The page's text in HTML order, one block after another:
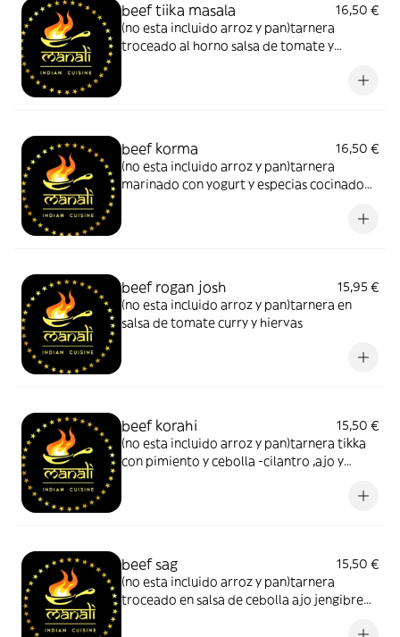
beef tiika masala
16,50 €
(no esta incluido arroz y pan)tarnera
troceado al horno salsa de tomate y
beef korma
16,50 €
(no esta incluido arroz y pan)tarnera
marinado con yogurt y especias cocinado
beef rogan josh
15,95 €
(no esta incluido arroz y pan)tarnera en
salsa de tomate curry y hiervas
beef korahi
15,50 €
(no esta incluido arroz y pan)tarnera tikka
con pimiento y cebolla -cilantro ,ajo y
beef sag
15,50 €
(no esta incluido arroz y pan)tarnera
troceado en salsa de cebolla ajo jengibre